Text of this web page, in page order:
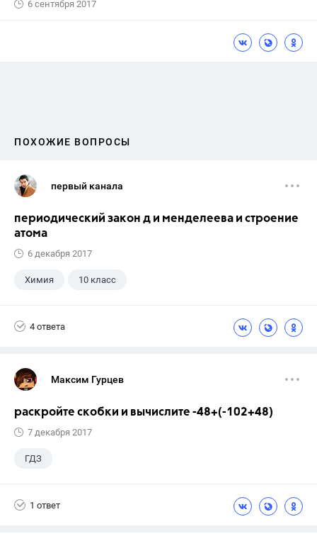
6 сентября 2017
ПОХОЖИЕ ВОПРОСЫ
первый канала
периодический закон д и менделеева и строение
атома
6 декабря 2017
Химия 10 класс
4 ответа
Максим Гурцев
раскройте скобки и вычислите -48+(-102+48)
7 декабря 2017
ГДЗ
1 ответ